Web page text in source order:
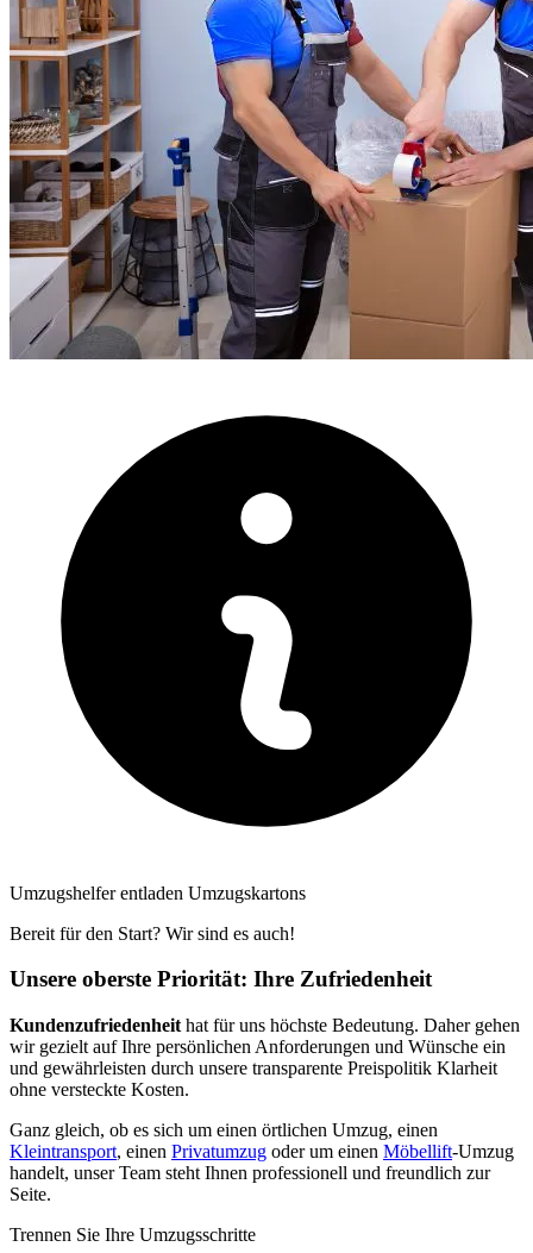
Umzugshelfer entladen Umzugskartons
Bereit für den Start? Wir sind es auch!
Unsere oberste Priorität: Ihre Zufriedenheit
Kundenzufriedenheit hat für uns höchste Bedeutung. Daher gehen
wir gezielt auf Ihre persönlichen Anforderungen und Wünsche ein
und gewährleisten durch unsere transparente Preispolitik Klarheit
ohne versteckte Kosten.
Ganz gleich, ob es sich um einen örtlichen Umzug, einen
Kleintransport, einen Privatumzug oder um einen Möbellift-Umzug
handelt, unser Team steht Ihnen professionell und freundlich zur
Seite.
Trennen Sie Ihre Umzugsschritte